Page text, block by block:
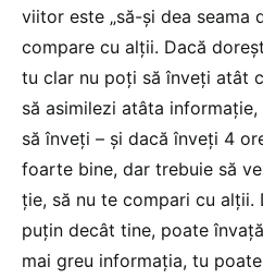
viitor este „să-și dea seama
compare cu alții. Dacă
tu clar nu poți să înveți atât
să asimilezi atâta
să înveți – și dacă înveți 4
foarte bine, dar trebuie să
ție, să nu te compari cu alții.
puțin decât tine, poate
mai greu informația, tu